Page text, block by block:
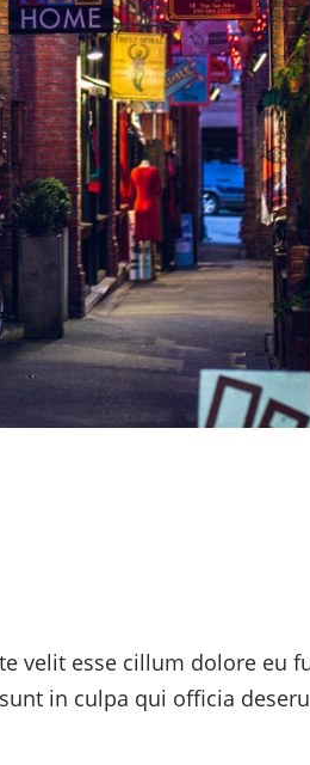
velit esse cillum dolore eu
in culpa qui officia